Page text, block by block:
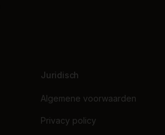
Juridisch
Algemene voorwaarden
Privacy policy